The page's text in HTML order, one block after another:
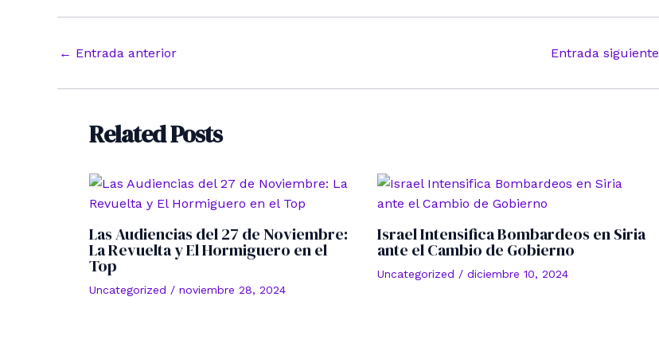
Navegación
entradas
← Entrada anterior Entrada siguiente
Related Posts
Las Audiencias del 27 de Noviembre:
La Revuelta y El Hormiguero en el
Top
Uncategorized / noviembre 28, 2024
Israel Intensifica Bombardeos en Siria
ante el Cambio de Gobierno
Uncategorized / diciembre 10, 2024